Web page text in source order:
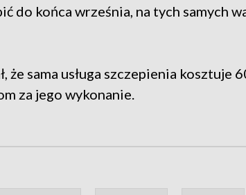
do końca września, na tych samych
że sama usługa szczepienia kosztuje
za jego wykonanie.